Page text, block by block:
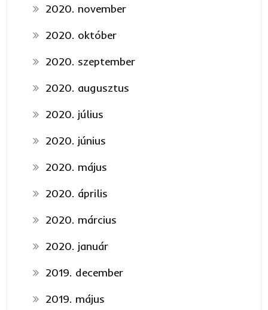
2020. november
2020. október
2020. szeptember
2020. augusztus
2020. július
2020. június
2020. május
2020. április
2020. március
2020. január
2019. december
2019. május